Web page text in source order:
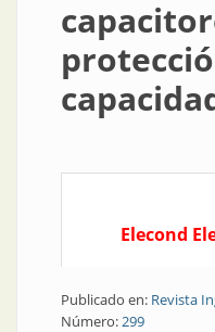
Elecond
Publicado en: Revista
Número:299